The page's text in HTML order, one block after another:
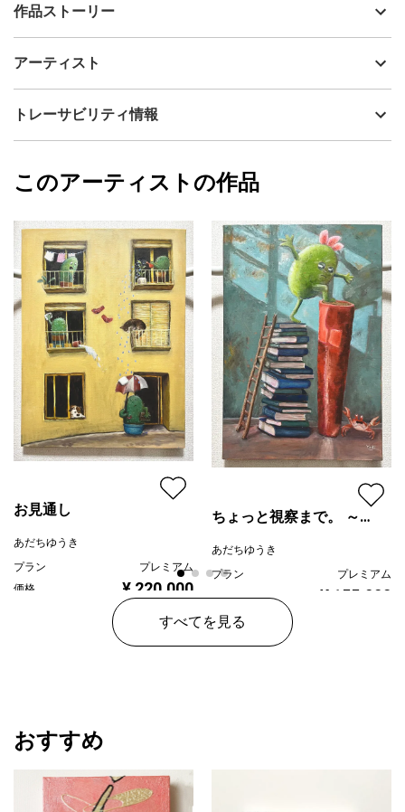
出品者
制作年
技法
油彩
カラー
赤
ジャンル
動物・生き物
配送目安
二週間以内
作品ストーリー
いつもの小さな鉢から飛び出して憧れの大きな鉢へ…。
アーティスト
あだちゆうき
フォローする
トレーサビリティ情報
あだちゆうき
このアーティストの作品
お見通し
あだちゆうき
プラン
プレミアム
価格
¥ 220,000
ちょっと視察まで。 ～
あだちゆうき
プラン
プレミアム
価格
¥ 155,000
すべてを見る
おすすめ